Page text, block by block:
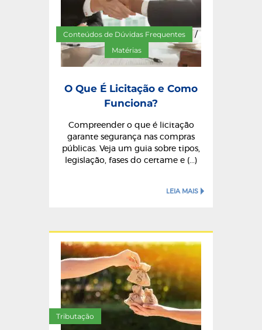
Conteúdos de Dúvidas Frequentes /
Matérias
O Que É Licitação e Como
Funciona?
Compreender o que é licitação
garante segurança nas compras
públicas. Veja um guia sobre tipos,
legislação, fases do certame e (...)
LEIA MAIS
Tributação